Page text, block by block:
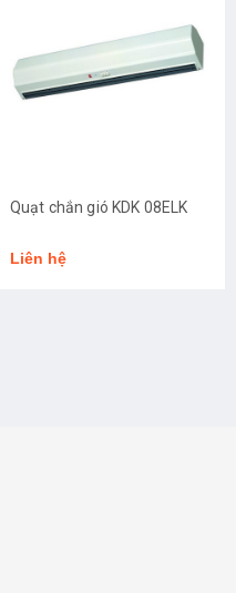
Quạt chắn gió KDK 08ELK
Liên hệ